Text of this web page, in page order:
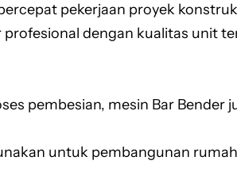
pekerjaan proyek
profesional dengan kualitas unit
pembesian, mesin Bar
untuk pembangunan